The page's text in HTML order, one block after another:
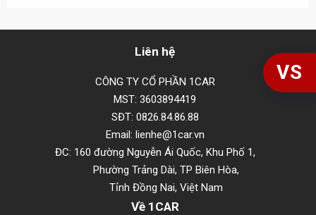
Liên hệ
CÔNG TY CỔ PHẦN 1CAR
MST: 3603894419
SĐT: 0826.84.86.88
Email: lienhe@1car.vn
ĐC: 160 đường Nguyễn Ái Quốc, Khu Phố 1,
Phường Trảng Dài, TP Biên Hòa,
Tỉnh Đồng Nai, Việt Nam
Về 1CAR
VS